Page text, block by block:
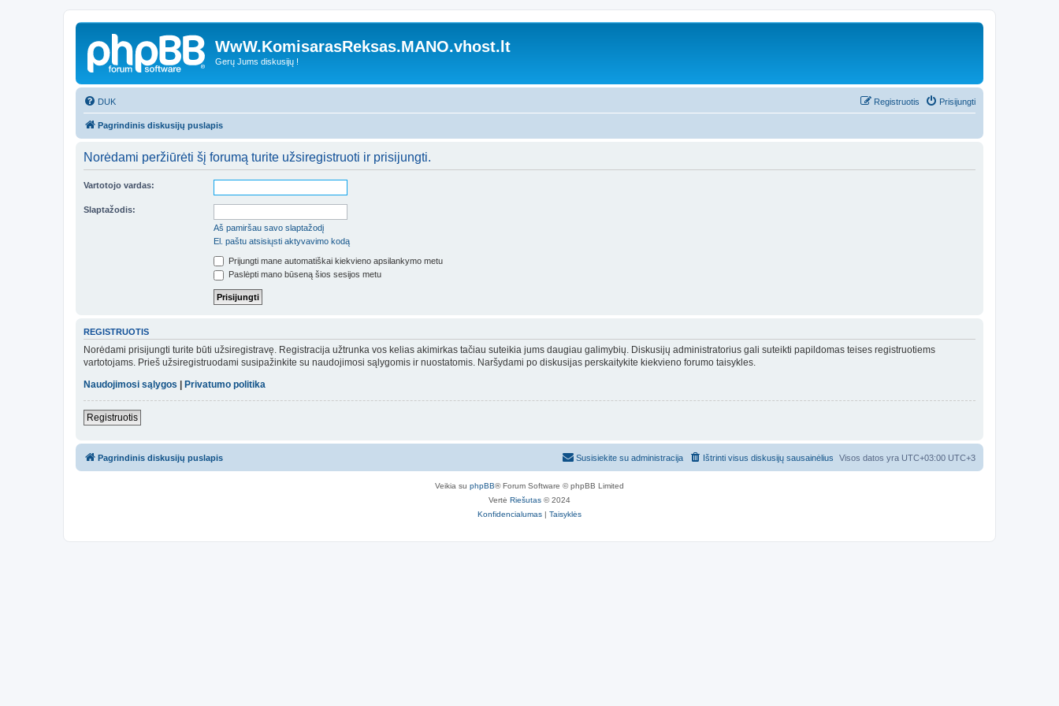
WwW.KomisarasReksas.MANO.vhost.lt
Gerų Jums diskusijų !
DUK Prisijungti
Registruotis
Pagrindinis diskusijų puslapis
Norėdami peržiūrėti šį forumą turite užsiregistruoti ir prisijungti.
Vartotojo vardas:
Slaptažodis:
Aš pamiršau savo slaptažodį
El. paštu atsisiųsti aktyvavimo kodą
Prijungti mane automatiškai kiekvieno apsilankymo metu
Paslėpti mano būseną šios sesijos metu
REGISTRUOTIS
Norėdami prisijungti turite būti užsiregistravę. Registracija užtrunka vos kelias akimirkas tačiau suteikia jums daugiau galimybių. Diskusijų administratorius gali suteikti papildomas teises registruotiems
vartotojams. Prieš užsiregistruodami susipažinkite su naudojimosi sąlygomis ir nuostatomis. Naršydami po diskusijas perskaitykite kiekvieno forumo taisykles.
Naudojimosi sąlygos
Privatumo politika
Registruotis
Pagrindinis diskusijų puslapis Visos datos yra UTC+03:00 UTC+3
Ištrinti visus diskusijų sausainėlius
Susisiekite su administracija
Veikia su phpBB® Forum Software © phpBB Limited
Vertė Riešutas © 2024
Konfidencialumas | Taisyklės